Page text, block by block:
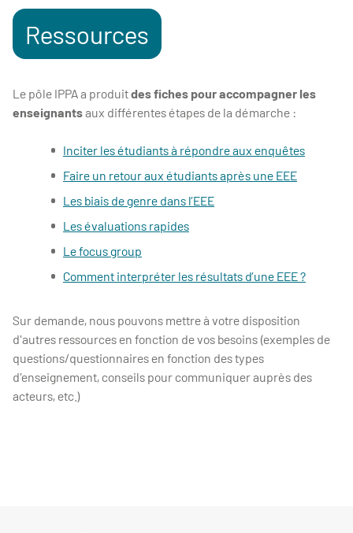
Ressources
Le pôle IPPA a produitdes fiches pour accompagner les
enseignantsaux différentes étapes de la démarche :
Inciter les étudiants à répondre aux enquêtes
Faire un retour aux étudiants après une EEE
Les biais de genre dans l’EEE
Les évaluations rapides
Le focus group
Comment interpréter les résultats d’une EEE ?
Sur demande, nous pouvons mettre à votre disposition
d'autres ressources en fonction de vos besoins (exemples de
questions/questionnaires en fonction des types
d'enseignement, conseils pour communiquer auprès des
acteurs, etc.)